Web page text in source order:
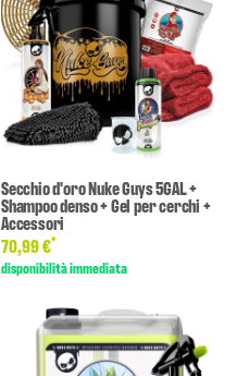
Secchio d'oro Nuke Guys 5GAL +
Shampoo denso + Gel per cerchi +
Accessori
70,99 €*
disponibilità immediata